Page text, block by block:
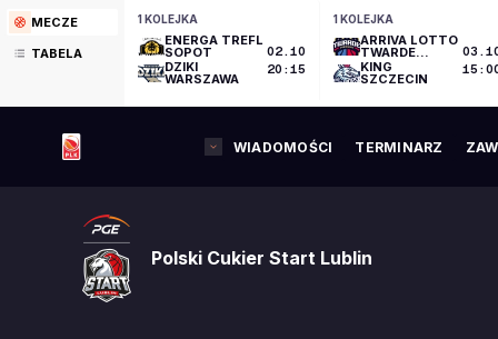
MECZE
TABELA
1 KOLEJKA
ENERGA TREFL
SOPOT
DZIKI
WARSZAWA
02.10
20:15
1 KOLEJKA
ARRIVA LOTTO
TWARDE
PIERNIKI
TORUŃ
KING
SZCZECIN
WIADOMOŚCI TERMINARZ
Polski Cukier Start Lublin